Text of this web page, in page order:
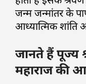
जन्म जन्मांतर के
आध्यात्मिक शांति
जानते हैं पूज्य
महाराज की